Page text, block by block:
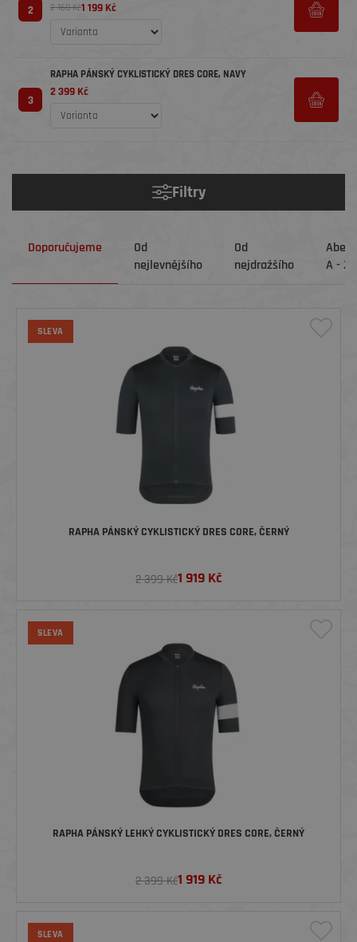
2 2 168 Kč1 199 Kč
3
RAPHA PÁNSKÝ CYKLISTICKÝ DRES CORE, NAVY
2 399 Kč
Filtry
Doporučujeme
Od
nejlevnějšího
Od
nejdražšího
A - Z
SLEVA
RAPHA PÁNSKÝ CYKLISTICKÝ DRES CORE, ČERNÝ
2 399 Kč1 919 Kč
SLEVA
RAPHA PÁNSKÝ LEHKÝ CYKLISTICKÝ DRES CORE, ČERNÝ
2 399 Kč1 919 Kč
SLEVA